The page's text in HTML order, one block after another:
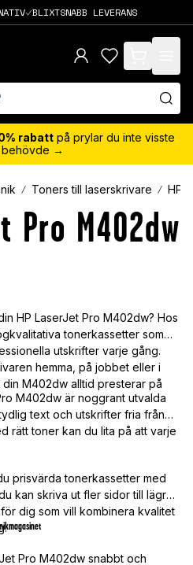
BLIXTSNABB LEVERANS
items in cart,
rabatt på prylar du inte visste
behövde →
Toners till laserskrivare HP
Pro M402dw
HP LaserJet Pro M402dw? Hos
tonerkassetter som
utskrifter varje gång.
hemma, på jobbet eller i
M402dw alltid presterar på
M402dw är noggrant utvalda
text och utskrifter fria från
rätt toner kan du lita på att varje
prisvärda tonerkassetter med
kan skriva ut fler sidor till lägre
dig som vill kombinera kvalitet
Pro M402dw snabbt och